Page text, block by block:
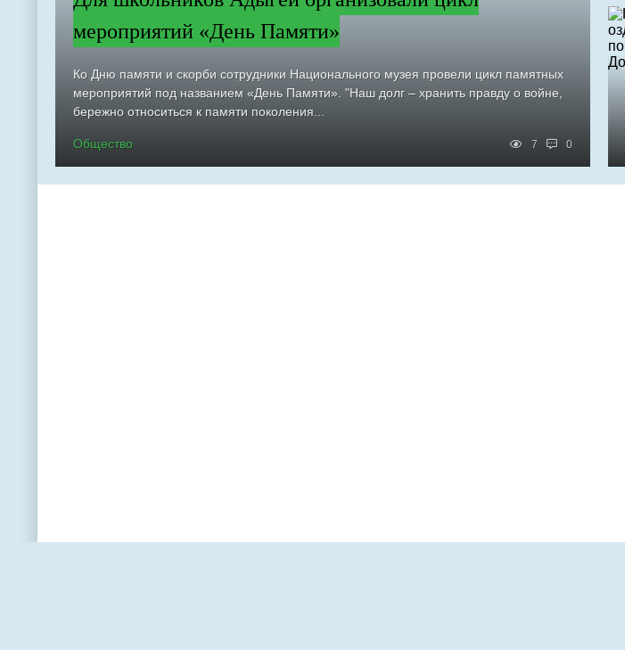
мероприятий «День Памяти»
Ко Дню памяти и скорби сотрудники Национального музея провели цикл памятных
мероприятий под названием «День Памяти». "Наш долг – хранить правду о войне,
бережно относиться к памяти поколения...
Общество 7 0